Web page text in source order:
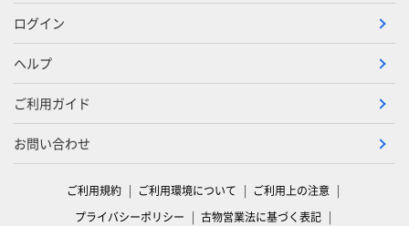
ログイン
ヘルプ
ご利用ガイド
お問い合わせ
ご利用規約 ご利用環境について
ご利用上の注意
プライバシーポリシー
古物営業法に基づく表記